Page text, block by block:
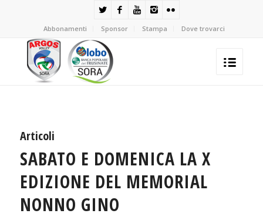
Abbonamenti Sponsor Stampa Dove trovarci
Articoli
SABATO E DOMENICA LA X
EDIZIONE DEL MEMORIAL
NONNO GINO